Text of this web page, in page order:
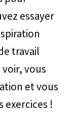
essayer
travail
vous
et vous
exercices !